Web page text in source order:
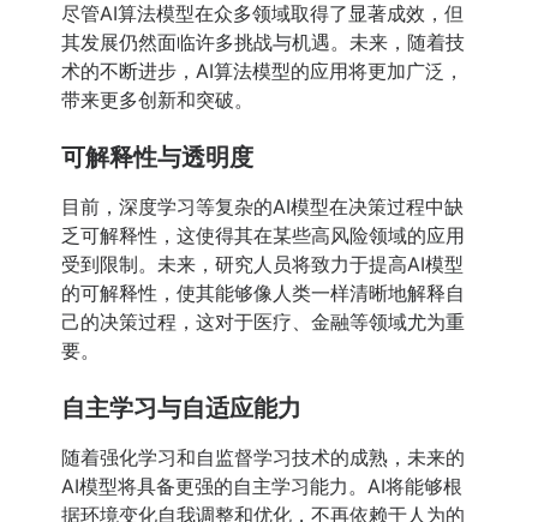
尽管AI算法模型在众多领域取得了显著成效，但
其发展仍然面临许多挑战与机遇。未来，随着技
术的不断进步，AI算法模型的应用将更加广泛，
带来更多创新和突破。
可解释性与透明度
目前，深度学习等复杂的AI模型在决策过程中缺
乏可解释性，这使得其在某些高风险领域的应用
受到限制。未来，研究人员将致力于提高AI模型
的可解释性，使其能够像人类一样清晰地解释自
己的决策过程，这对于医疗、金融等领域尤为重
要。
自主学习与自适应能力
随着强化学习和自监督学习技术的成熟，未来的
AI模型将具备更强的自主学习能力。AI将能够根
据环境变化自我调整和优化，不再依赖于人为的